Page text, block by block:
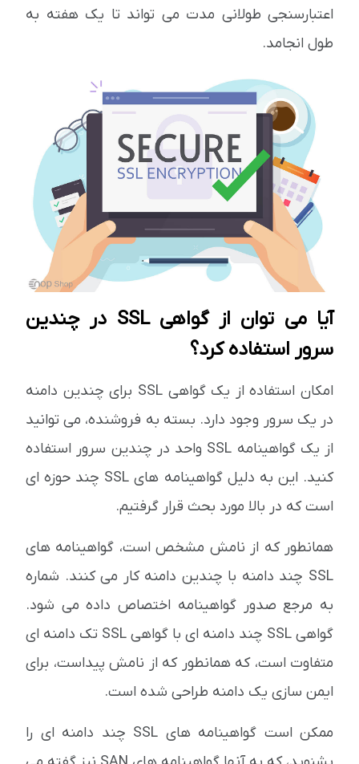
اعتبارسنجی طولانی مدت می تواند تا یک هفته به
طول انجامد.
آیا می توان از گواهی SSL در چندین
سرور استفاده کرد؟
امکان استفاده از یک گواهی SSL برای چندین دامنه
در یک سرور وجود دارد. بسته به فروشنده، می توانید
از یک گواهینامه SSL واحد در چندین سرور استفاده
کنید. این به دلیل گواهینامه های SSL چند حوزه ای
است که در بالا مورد بحث قرار گرفتیم.
همانطور که از نامش مشخص است، گواهینامه های
SSL چند دامنه با چندین دامنه کار می کنند. شماره
به مرجع صدور گواهینامه اختصاص داده می شود.
گواهی SSL چند دامنه ای با گواهی SSL تک دامنه ای
متفاوت است، که همانطور که از نامش پیداست، برای
ایمن سازی یک دامنه طراحی شده است.
ممکن است گواهینامه های SSL چند دامنه ای را